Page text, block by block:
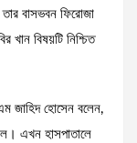
বাসভবন ফিরোজা
খান বিষয়টি নিশ্চিত
জাহিদ হোসেন বলেন,
এখন হাসপাতালে